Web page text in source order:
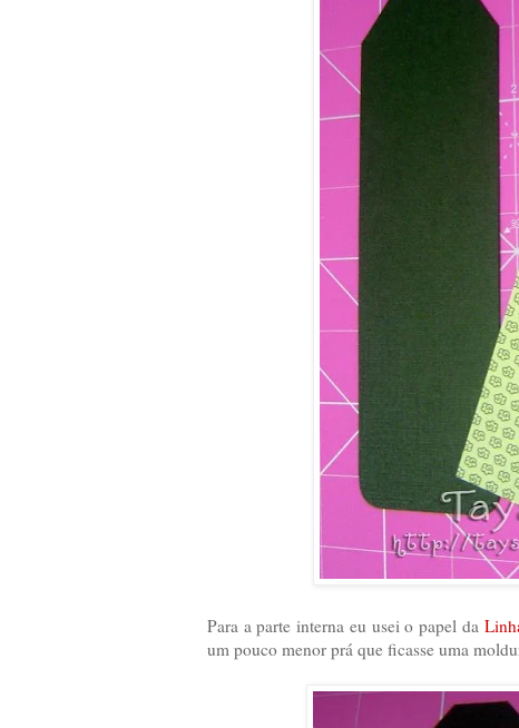
Para a parte interna eu usei o papel da
um pouco menor prá que ficasse uma